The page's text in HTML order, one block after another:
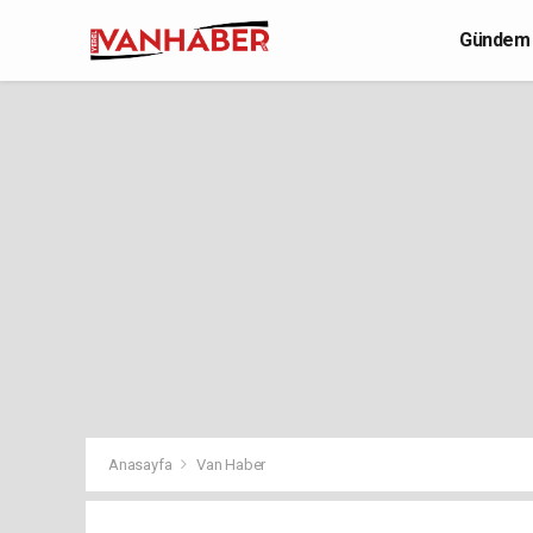
Gündem
Anasayfa Van Haber